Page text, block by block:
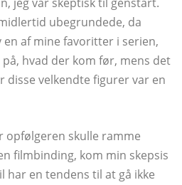
jeg var skeptisk til genstart.
ubegrundede, da
af ​​mine favoritter i serien,
hvad der kom før, mens det
velkendte figurer var en
opfølgeren skulle ramme
filmbinding, kom min skepsis
har en tendens til at gå ikke